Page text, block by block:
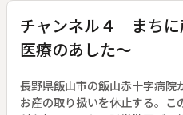
験を「修学旅行に取り入れたい
１万人以上にものぼった。高校
がら、農業の大切さを伝えよう
など、アプローチは様々だ。宮
を共にすることで、いつしか感
チャンネル４ まち
医療のあした～
長野県飯山市の飯山赤十字病院
お産の取り扱いを休止する。こ